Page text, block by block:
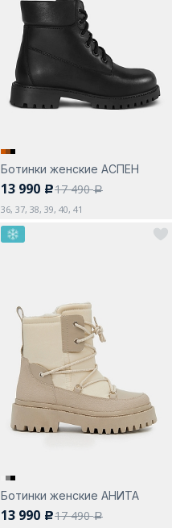
Ботинки женские АСПЕН
13 990 c17 490a
36, 37, 38, 39, 40, 41
Ботинки женские АНИТА
13 990 c17 490a